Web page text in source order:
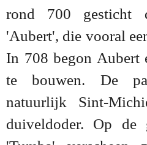
rond 700 gesticht
'Aubert', die vooral
In 708 begon Aubert
te bouwen. De
natuurlijk Sint-
duiveldoder. Op de